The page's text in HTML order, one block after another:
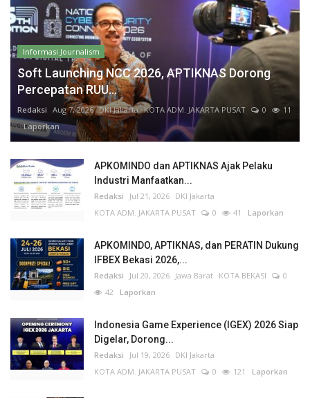
Informasi Journalism
Soft Launching NCC 2026, APTIKNAS Dorong
Percepatan RUU...
Redaksi Aug 7, 2026 DKI Jakarta KOTA ADM. JAKARTA PUSAT 0
11
Laporkan
APKOMINDO dan APTIKNAS Ajak Pelaku
Industri Manfaatkan...
Redaksi Jul 21, 2026 DKI Jakarta
KOTA ADM. JAKARTA PUSAT
0 41 Laporkan
APKOMINDO, APTIKNAS, dan PERATIN Dukung
IFBEX Bekasi 2026,...
Redaksi Jul 20, 2026 Jawa Barat KOTA BEKASI
0
42 Laporkan
Indonesia Game Experience (IGEX) 2026 Siap
Digelar, Dorong...
Redaksi Jul 19, 2026 DKI Jakarta
KOTA ADM. JAKARTA PUSAT
0 121 Laporkan